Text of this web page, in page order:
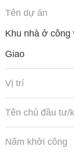
Tên dự án
Khu nhà ở
Giao
Vị trí
Tên chủ đầu tư/
Năm khởi công